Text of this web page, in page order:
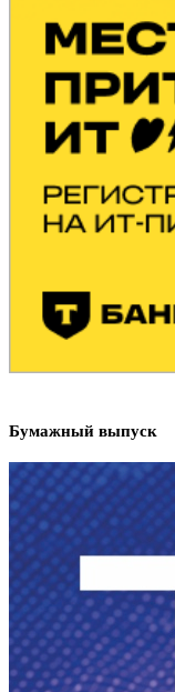
Бумажный выпуск